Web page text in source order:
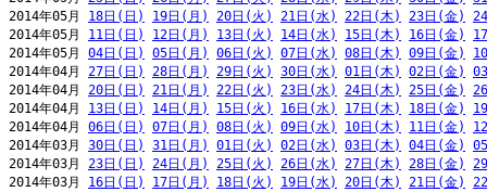
2014年05月 18日(日) 19日(月) 20日(火) 21日(水) 22日(木) 23日(金)
2014年05月 11日(日) 12日(月) 13日(火) 14日(水) 15日(木) 16日(金)
2014年05月 04日(日) 05日(月) 06日(火) 07日(水) 08日(木) 09日(金)
2014年04月 27日(日) 28日(月) 29日(火) 30日(水) 01日(木) 02日(金)
2014年04月 20日(日) 21日(月) 22日(火) 23日(水) 24日(木) 25日(金)
2014年04月 13日(日) 14日(月) 15日(火) 16日(水) 17日(木) 18日(金)
2014年04月 06日(日) 07日(月) 08日(火) 09日(水) 10日(木) 11日(金)
2014年03月 30日(日) 31日(月) 01日(火) 02日(水) 03日(木) 04日(金)
2014年03月 23日(日) 24日(月) 25日(火) 26日(水) 27日(木) 28日(金)
2014年03月 16日(日) 17日(月) 18日(火) 19日(水) 20日(木) 21日(金)